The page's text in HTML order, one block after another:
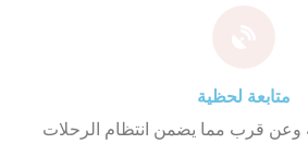
متابعة لحظية
وعن قرب مما يضمن انتظام الرحلات